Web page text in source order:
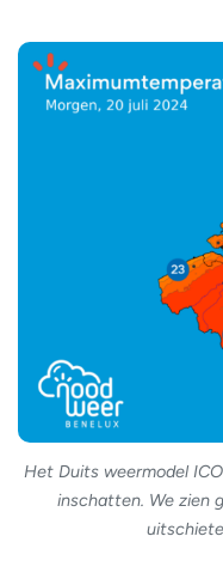
Het Duits weermodel
inschatten. We zien